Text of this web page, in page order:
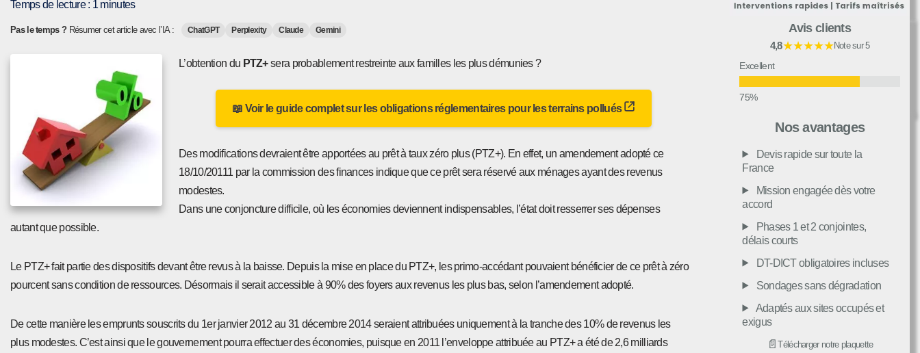
Temps de lecture : 1 minutes
Pas le temps ? Résumer cet article avec l’IA : ChatGPT Perplexity Claude Gemini
L’obtention du PTZ+sera probablement restreinte aux familles les plus démunies ?
📖 Voir le guide complet sur les obligations réglementaires pour les terrains pollués
Des modifications devraient être apportées au prêt à taux zéro plus (PTZ+). En effet, un amendement adopté ce
18/10/20111 par la commission des finances indique que ce prêt sera réservé aux ménages ayant des revenus
modestes.
Dans une conjoncture difficile, où les économies deviennent indispensables, l’état doit resserrer ses dépenses
autant que possible.
Le PTZ+ fait partie des dispositifs devant être revus à la baisse. Depuis la mise en place du PTZ+, les primo-accédant pouvaient bénéficier de ce prêt à zéro
pourcent sans condition de ressources. Désormais il serait accessible à 90% des foyers aux revenus les plus bas, selon l’amendement adopté.
De cette manière les emprunts souscrits du 1er janvier 2012 au 31 décembre 2014 seraient attribuées uniquement à la tranche des 10% de revenus les
plus modestes. C’est ainsi que le gouvernement pourra effectuer des économies, puisque en 2011 l’enveloppe attribuée au PTZ+ a été de 2,6 milliards
Avis clients
4,8★★★★★Note sur 5
Excellent
Moyen
Passable
Nos avantages
Devis rapide sur toute la
France
Mission engagée dès votre
accord
Phases 1 et 2 conjointes,
délais courts
DT-DICT obligatoires incluses
Sondages sans dégradation
Adaptés aux sites occupés et
exigus
📄Télécharger notre plaquette